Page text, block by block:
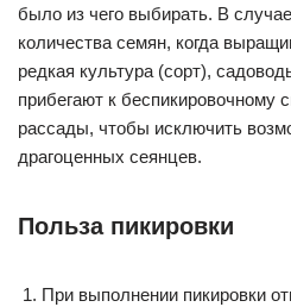
было из чего выбирать. В
количества семян, когда
редкая культура (сорт),
прибегают к беспикировочному
рассады, чтобы исключить
драгоценных сеянцев.
Польза пикировки
При выполнении пикировки